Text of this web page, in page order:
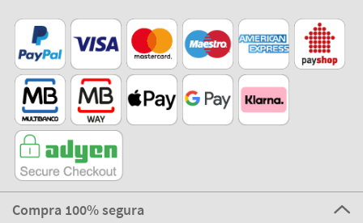
Compra 100% segura